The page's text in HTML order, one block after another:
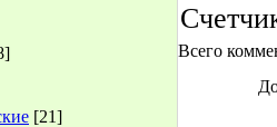
[21]
Всего